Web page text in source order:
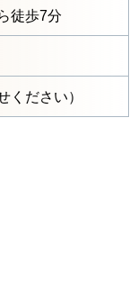
徒歩7分
ください）